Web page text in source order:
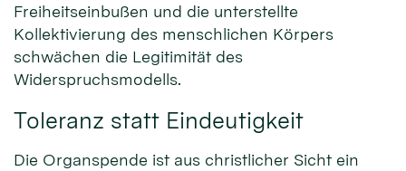
Freiheitseinbußen und die unterstellte
Kollektivierung des menschlichen Körpers
schwächen die Legitimität des
Widerspruchsmodells.
Toleranz statt Eindeutigkeit
Die Organspende ist aus christlicher Sicht ein